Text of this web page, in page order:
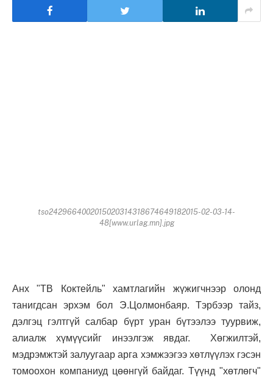
tso2429664002015020314318674649182015-02-03-14-
48[www.urlag.mn].jpg
Анх "ТВ Коктейль" хамтлагийн жүжигчнээр олонд
танигдсан эрхэм бол Э.Цолмонбаяр. Тэрбээр тайз,
дэлгэц гэлтгүй салбар бүрт уран бүтээлээ туурвиж,
алиалж хүмүүсийг инээлгэж явдаг. Хөгжилтэй,
мэдрэмжтэй залуугаар арга хэмжээгээ хөтлүүлэх гэсэн
томоохон компаниуд цөөнгүй байдаг. Түүнд "хөтлөгч"